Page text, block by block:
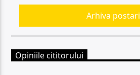
Arhiva postari
Opiniile cititorului